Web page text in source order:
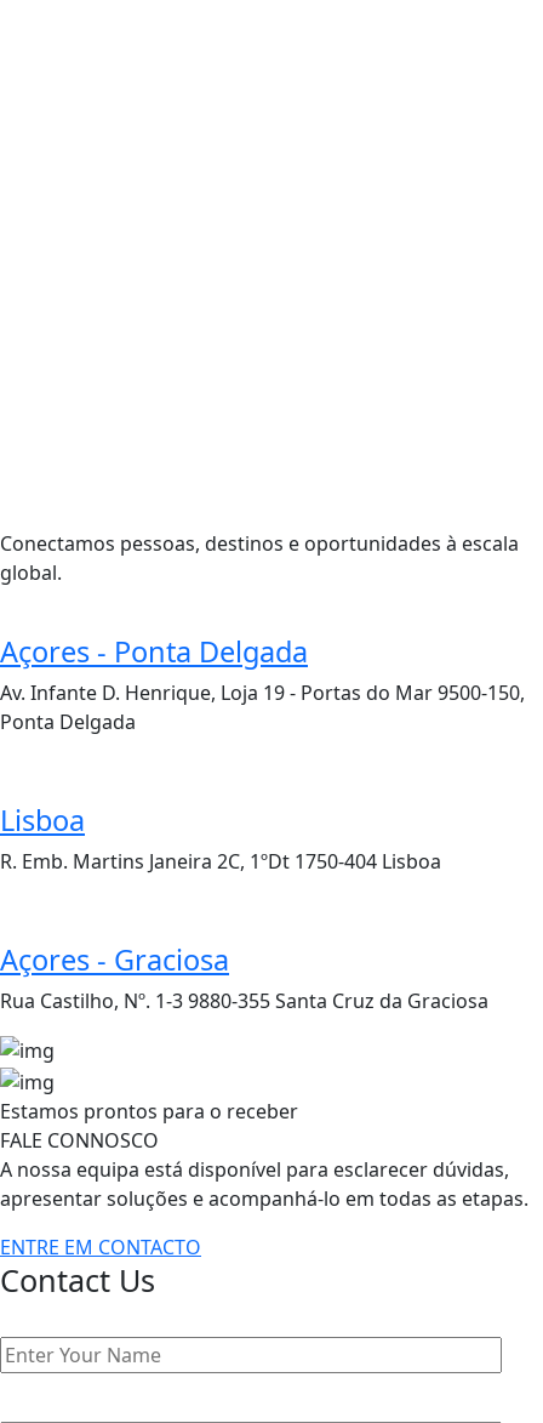
Conectamos pessoas, destinos e oportunidades à escala
global.
Açores - Ponta Delgada
Av. Infante D. Henrique, Loja 19 - Portas do Mar 9500-150,
Ponta Delgada
Lisboa
R. Emb. Martins Janeira 2C, 1ºDt 1750-404 Lisboa
Açores - Graciosa
Rua Castilho, Nº. 1-3 9880-355 Santa Cruz da Graciosa
Estamos prontos para o receber
FALE CONNOSCO
A nossa equipa está disponível para esclarecer dúvidas,
apresentar soluções e acompanhá-lo em todas as etapas.
ENTRE EM CONTACTO
Contact Us